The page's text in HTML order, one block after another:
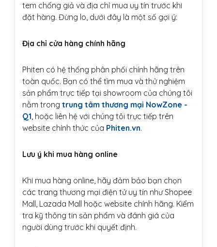
tem chống giả và địa chỉ mua uy tín trước khi
đặt hàng. Đừng lo, dưới đây là một số gợi ý:
Địa chỉ cửa hàng chính hãng
Phiten có hệ thống phân phối chính hãng trên
toàn quốc. Bạn có thể tìm mua và thử nghiệm
sản phẩm trực tiếp tại showroom của chúng tôi
nằm trong trung tâm thương mại NowZone -
Q1, hoặc liên hệ với chúng tôi trực tiếp trên
website chính thức của Phiten.vn.
Lưu ý khi mua hàng online
Khi mua hàng online, hãy đảm bảo bạn chọn
các trang thương mại điện tử uy tín như Shopee
Mall, Lazada Mall hoặc website chính hãng. Kiểm
tra kỹ thông tin sản phẩm và đánh giá của
người dùng trước khi quyết định.